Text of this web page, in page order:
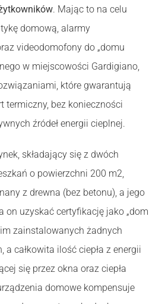
. Mając to na celu
domową, alarmy
videodomofony do „domu
w miejscowości Gardigiano,
które gwarantują
termiczny, bez konieczności
źródeł energii cieplnej.
składający się z dwóch
o powierzchni 200 m2,
z drewna (bez betonu), a jego
on uzyskać certyfikację jako „dom
zainstalowanych żadnych
a całkowita ilość ciepła z energii
się przez okna oraz ciepła
domowe kompensuje